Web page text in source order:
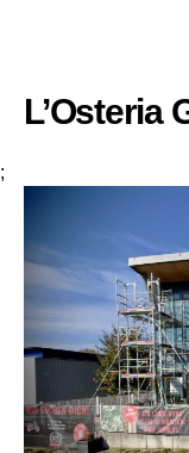
L’Osteria
;